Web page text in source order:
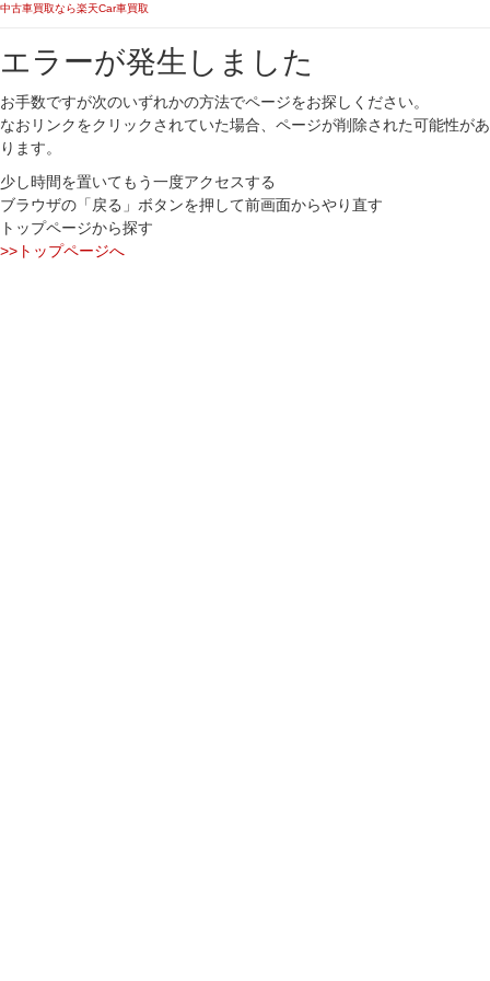
中古車買取なら楽天Car車買取
エラーが発生しました
お手数ですが次のいずれかの方法でページをお探しください。
なおリンクをクリックされていた場合、ページが削除された可能性があ
ります。
少し時間を置いてもう一度アクセスする
ブラウザの「戻る」ボタンを押して前画面からやり直す
トップページから探す
>>トップページへ